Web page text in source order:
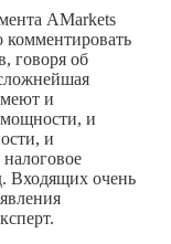
AMarkets
комментировать
говоря об
и
и
и
Входящих очень